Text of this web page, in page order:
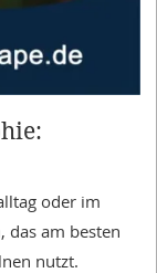
oder im
das am besten
nutzt.